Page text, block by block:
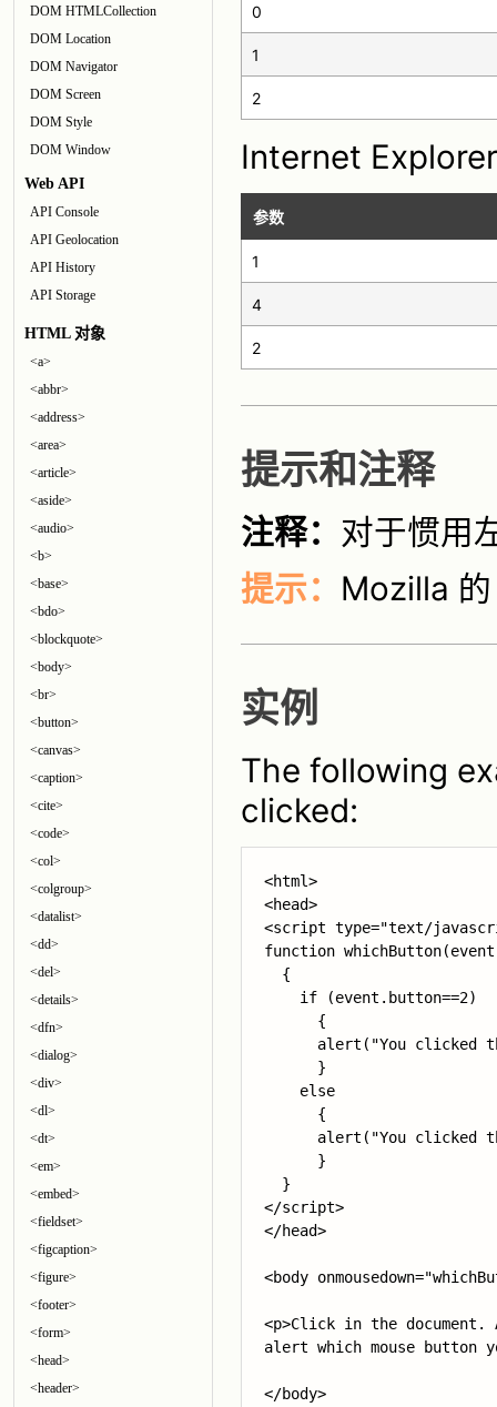
DOM HTMLCollection
DOM Location
DOM Navigator
DOM Screen
DOM Style
DOM Window
Web API
API Console
API Geolocation
API History
API Storage
HTML 对象
<a>
<abbr>
<address>
<area>
<article>
<aside>
<audio>
<b>
<base>
<bdo>
<blockquote>
<body>
<br>
<button>
<canvas>
<caption>
<cite>
<code>
<col>
<colgroup>
<datalist>
<dd>
<del>
<details>
<dfn>
<dialog>
<div>
<dl>
<dt>
<em>
<embed>
<fieldset>
<figcaption>
<figure>
<footer>
<form>
<head>
<header>
0
1
2
Internet
参数
1
4
2
提示和注释
注释： 对于惯用
提示： Mozilla
实例
The following
clicked:
<html>
<head>
<script type="text/
function
  {
    if (
event.button==2)
      {
alert("You clicked
      }
    else
      {
alert("You clicked
      }
  }
</script>
</head>
<body
<p>Click in the
alert which mouse button
</body>